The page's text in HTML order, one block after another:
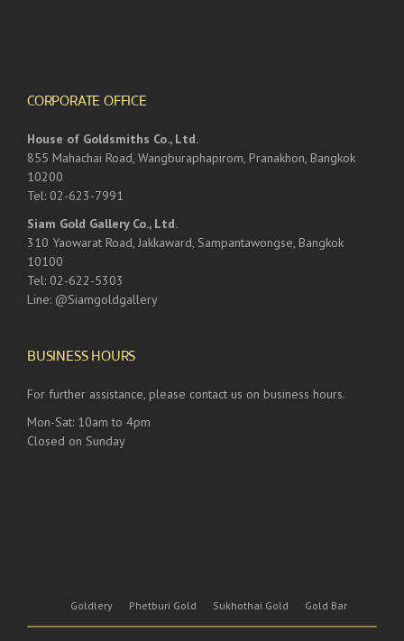
CORPORATE OFFICE
House of Goldsmiths Co., Ltd.
855 Mahachai Road, Wangburaphapirom, Pranakhon, Bangkok
10200
Tel: 02-623-7991
Siam Gold Gallery Co., Ltd.
310 Yaowarat Road, Jakkaward, Sampantawongse, Bangkok
10100
Tel: 02-622-5303
Line: @Siamgoldgallery
BUSINESS HOURS
For further assistance, please contact us on business hours.
Mon-Sat: 10am to 4pm
Closed on Sunday
Goldlery Phetburi Gold Sukhothai Gold Gold Bar